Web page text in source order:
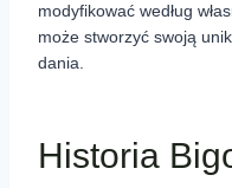
modyfikować według
może stworzyć swoją
dania.
Historia